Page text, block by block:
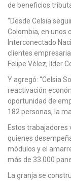
de beneficios
“Desde Celsia
Colombia, en unos
Interconectado
clientes
Felipe Vélez, líder
Y agregó: “Celsia
reactivación
oportunidad de
182 personas, la
Estos trabajadores
quienes
módulos y el
más de 33.000
La granja se